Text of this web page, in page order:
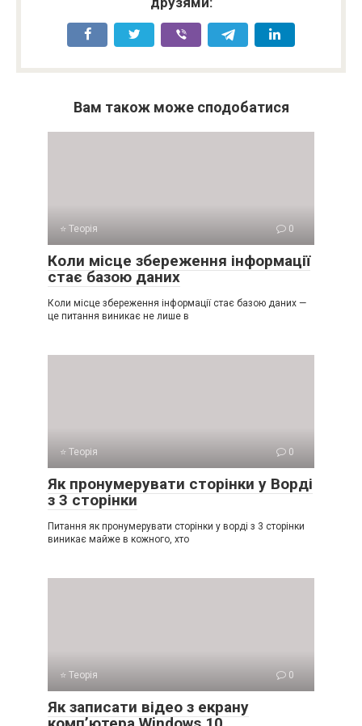
Вам також може сподобатися
⭐ Теорія 0
Коли місце збереження інформації
стає базою даних
Коли місце збереження інформації стає базою даних —
це питання виникає не лише в
⭐ Теорія 0
Як пронумерувати сторінки у Ворді
з 3 сторінки
Питання як пронумерувати сторінки у ворді з 3 сторінки
виникає майже в кожного, хто
⭐ Теорія 0
Як записати відео з екрану